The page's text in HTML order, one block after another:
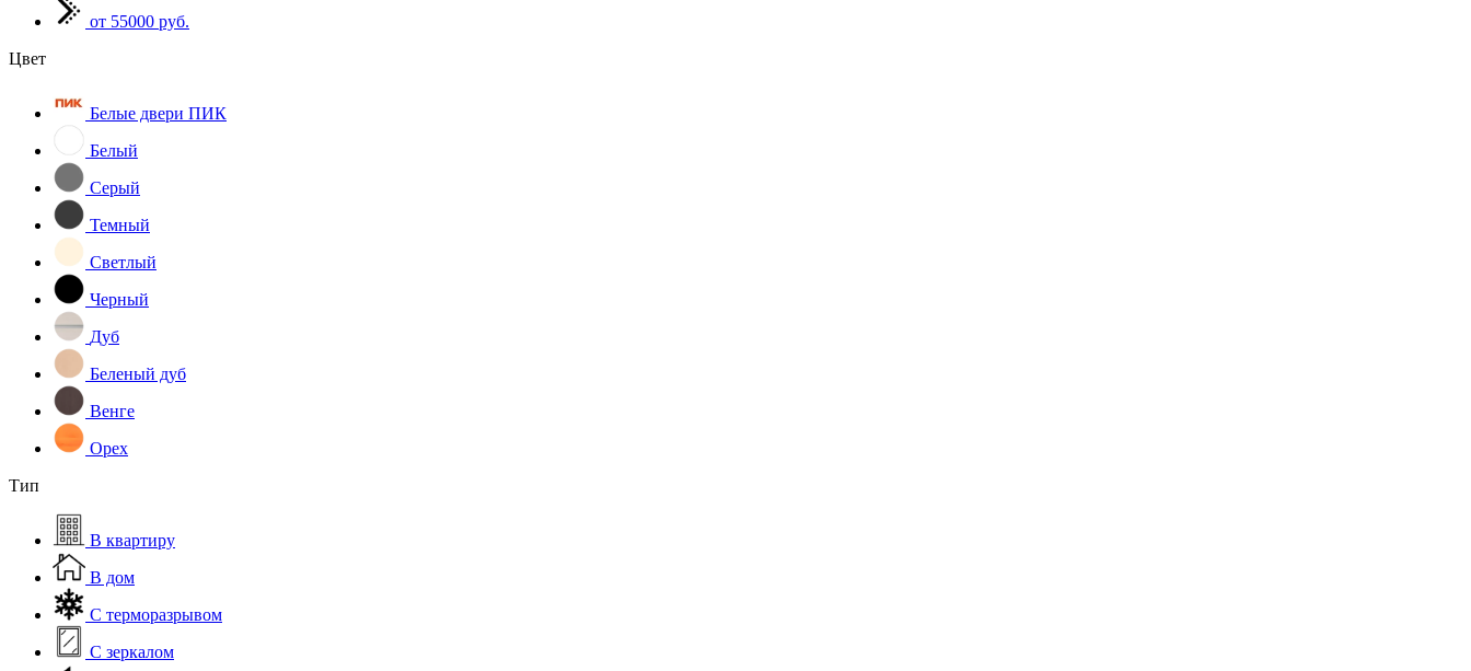
от 55000 руб.
Цвет
Белые двери ПИК
Белый
Серый
Темный
Светлый
Черный
Дуб
Беленый дуб
Венге
Орех
Тип
В квартиру
В дом
С терморазрывом
С зеркалом